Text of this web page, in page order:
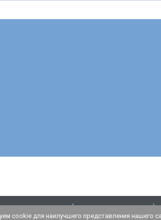
материалов (полного или частичного)
cookie для наилучшего представления нашего